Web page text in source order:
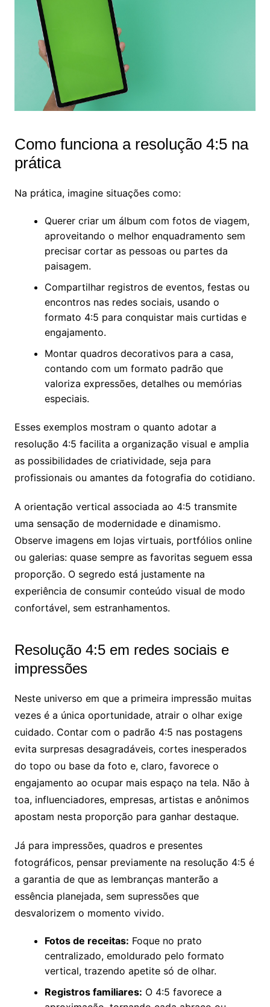
Como funciona a resolução 4:5 na
prática
Na prática, imagine situações como:
Querer criar um álbum com fotos de viagem,
aproveitando o melhor enquadramento sem
precisar cortar as pessoas ou partes da
paisagem.
Compartilhar registros de eventos, festas ou
encontros nas redes sociais, usando o
formato 4:5 para conquistar mais curtidas e
engajamento.
Montar quadros decorativos para a casa,
contando com um formato padrão que
valoriza expressões, detalhes ou memórias
especiais.
Esses exemplos mostram o quanto adotar a
resolução 4:5 facilita a organização visual e amplia
as possibilidades de criatividade, seja para
profissionais ou amantes da fotografia do cotidiano.
A orientação vertical associada ao 4:5 transmite
uma sensação de modernidade e dinamismo.
Observe imagens em lojas virtuais, portfólios online
ou galerias: quase sempre as favoritas seguem essa
proporção. O segredo está justamente na
experiência de consumir conteúdo visual de modo
confortável, sem estranhamentos.
Resolução 4:5 em redes sociais e
impressões
Neste universo em que a primeira impressão muitas
vezes é a única oportunidade, atrair o olhar exige
cuidado. Contar com o padrão 4:5 nas postagens
evita surpresas desagradáveis, cortes inesperados
do topo ou base da foto e, claro, favorece o
engajamento ao ocupar mais espaço na tela. Não à
toa, influenciadores, empresas, artistas e anônimos
apostam nesta proporção para ganhar destaque.
Já para impressões, quadros e presentes
fotográficos, pensar previamente na resolução 4:5 é
a garantia de que as lembranças manterão a
essência planejada, sem supressões que
desvalorizem o momento vivido.
Fotos de receitas: Foque no prato
centralizado, emoldurado pelo formato
vertical, trazendo apetite só de olhar.
Registros familiares: O 4:5 favorece a